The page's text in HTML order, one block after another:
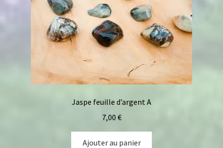
Jaspe feuille d’argent A
7,00 €
Ajouter au panier